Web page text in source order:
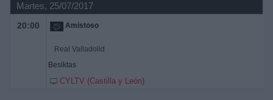
Martes, 25/07/2017
20:00 Amistoso
Real Valladolid
Besiktas
CYLTV (Castilla y León)